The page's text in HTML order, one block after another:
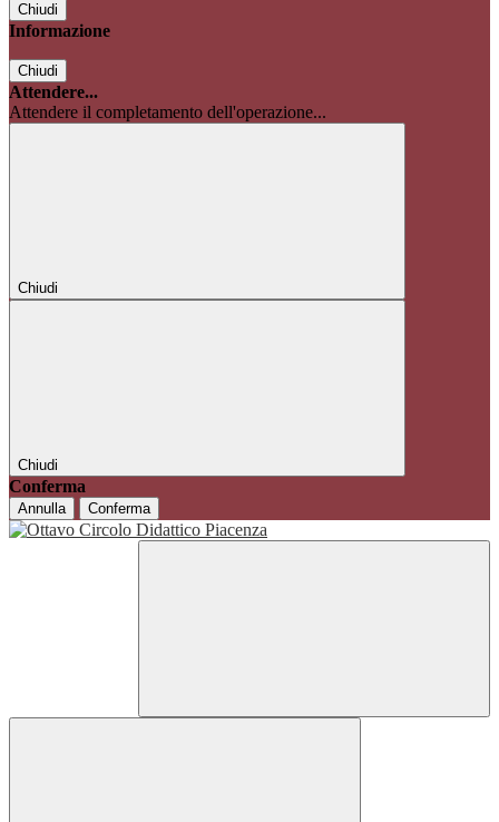
Chiudi
Informazione
Chiudi
Attendere...
Attendere il completamento dell'operazione...
Chiudi
Chiudi
Conferma
Annulla Conferma